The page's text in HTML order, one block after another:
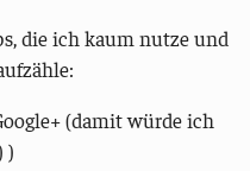
die ich kaum nutze und
(damit würde ich
)